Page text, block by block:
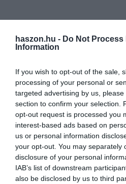
haszon.hu - Do Not Process
Information
If you wish to opt-out of the sale,
processing of your personal or
targeted advertising by us,
section to confirm your selection.
opt-out request is processed you
interest-based ads based on
us or personal information
your opt-out. You may separately
disclosure of your personal
IAB’s list of downstream
also be disclosed by us to third